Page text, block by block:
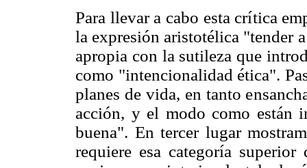
Para llevar a cabo esta crítica
la expresión aristotélica "tender
apropia con la sutileza que
como "intencionalidad ética".
planes de vida, en tanto
acción, y el modo como están
buena". En tercer lugar
requiere esa categoría